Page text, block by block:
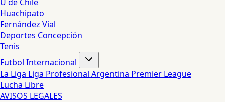
U de Chile
Huachipato
Fernández Vial
Deportes Concepción
Tenis
Futbol Internacional
La Liga Liga Profesional Argentina Premier League
Lucha Libre
AVISOS LEGALES